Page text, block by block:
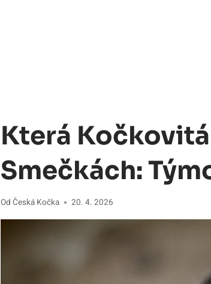
Která
Smečkách:
Od Česká Kočka 20. 4. 2026